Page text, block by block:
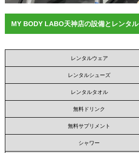
MY BODY LABO天神店の設備とレンタル
レンタルウェア
レンタルシューズ
レンタルタオル
無料ドリンク
無料サプリメント
シャワー